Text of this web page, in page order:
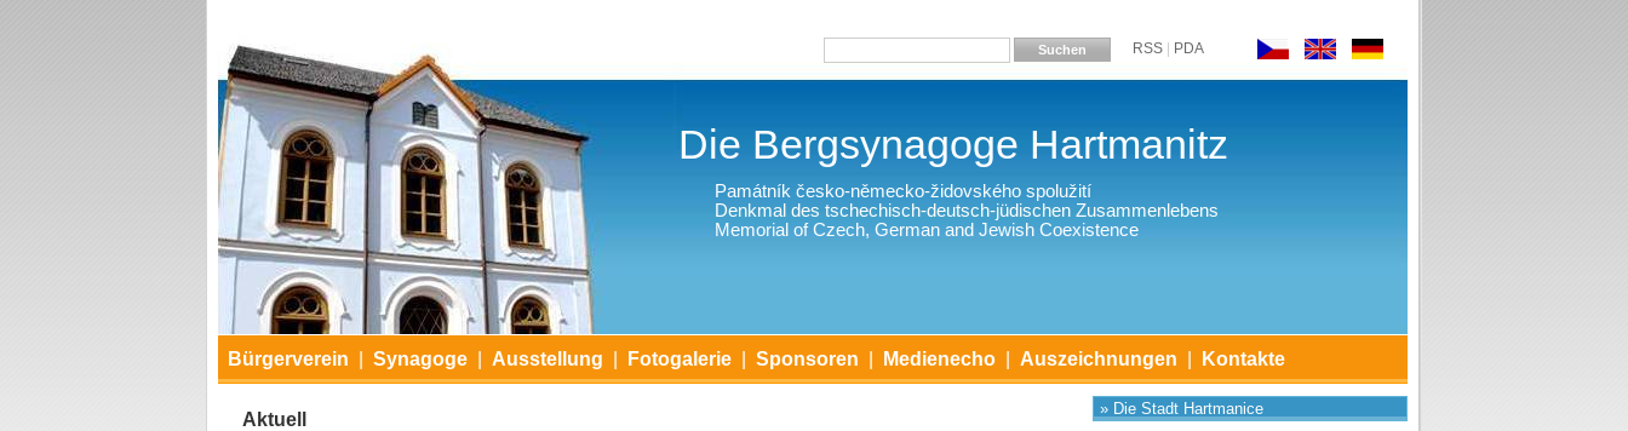
RSS PDA
Die Bergsynagoge Hartmanitz
Památník česko-německo-židovského spolužití
Denkmal des tschechisch-deutsch-jüdischen Zusammenlebens
Memorial of Czech, German and Jewish Coexistence
Suchen
Bürgerverein Synagoge Ausstellung Fotogalerie Sponsoren Medienecho Auszeichnungen Kontakte
Aktuell
» Die Stadt Hartmanice